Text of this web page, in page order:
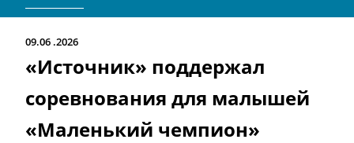
09.06 2026
«Источник» поддержал
соревнования для малышей
«Маленький чемпион»